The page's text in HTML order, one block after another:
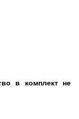
в комплект не